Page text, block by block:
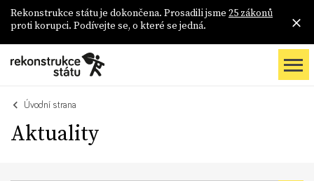
Rekonstrukce státu je dokončena. Prosadili jsme 25 zákonů
proti korupci. Podívejte se, o které se jedná.
Úvodní strana
Aktuality